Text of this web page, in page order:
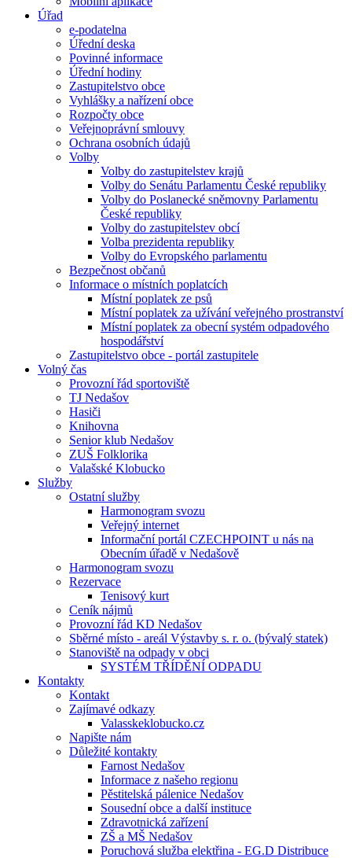
Úřad
e-podatelna
Úřední deska
Povinné informace
Úřední hodiny
Zastupitelstvo obce
Vyhlášky a nařízení obce
Rozpočty obce
Veřejnoprávní smlouvy
Ochrana osobních údajů
Volby
Volby do zastupitelstev krajů
Volby do Senátu Parlamentu České republiky
Volby do Poslanecké sněmovny Parlamentu
České republiky
Volby do zastupitelstev obcí
Volba prezidenta republiky
Volby do Evropského parlamentu
Bezpečnost občanů
Informace o místních poplatcích
Místní poplatek ze psů
Místní poplatek za užívání veřejného prostranství
Místní poplatek za obecní systém odpadového
hospodářství
Zastupitelstvo obce - portál zastupitele
Volný čas
Provozní řád sportoviště
TJ Nedašov
Hasiči
Knihovna
Senior klub Nedašov
ZUŠ Folklorika
Valašské Klobucko
Služby
Ostatní služby
Harmonogram svozu
Veřejný internet
Informační portál CZECHPOINT u nás na
Obecním úřadě v Nedašově
Harmonogram svozu
Rezervace
Tenisový kurt
Ceník nájmů
Provozní řád KD Nedašov
Sběrné místo - areál Výstavby s. r. o. (bývalý statek)
Stanoviště na odpady v obci
SYSTÉM TŘÍDĚNÍ ODPADU
Kontakty
Kontakt
Zajímavé odkazy
Valasskeklobucko.cz
Napište nám
Důležité kontakty
Farnost Nedašov
Informace z našeho regionu
Pěstitelská pálenice Nedašov
Sousední obce a další instituce
Zdravotnická zařízení
ZŠ a MŠ Nedašov
Poruchová služba elektřina - EG.D Distribuce